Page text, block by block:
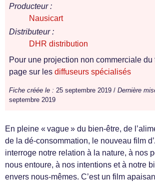
Producteur :
Nausicart
Distributeur :
DHR distribution
Pour une projection non commerciale du
page sur les diffuseurs spécialisés
Fiche créée le : 25 septembre 2019 / Dernière
septembre 2019
En pleine « vague » du bien-être, de
de la dé-consommation, le nouveau film
interroge notre relation à la nature, à nos
nous entoure, à nos intentions et à notre
envers nous-mêmes. C’est un film